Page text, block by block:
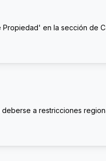
en la sección de
a restricciones